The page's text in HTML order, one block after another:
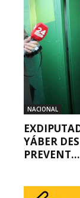
NACIONAL
YÁBER
PREVENT...